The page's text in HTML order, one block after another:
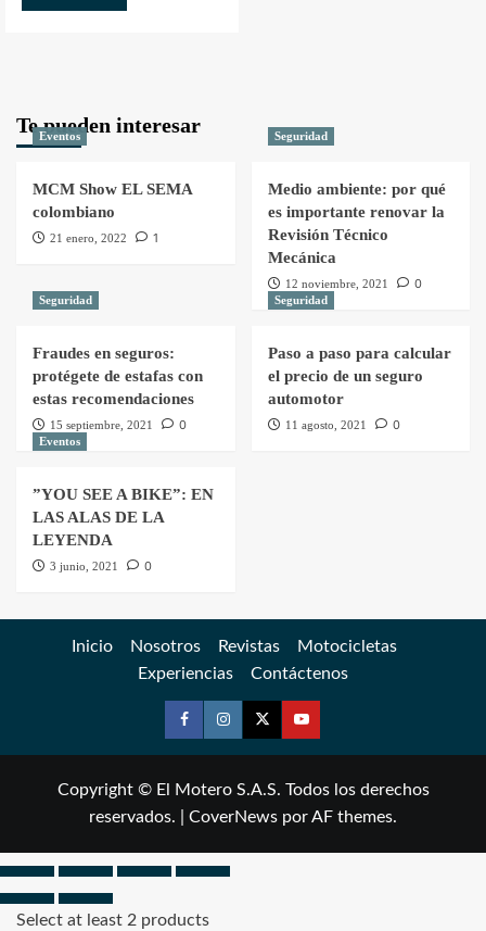
Te pueden interesar
Eventos
MCM Show EL SEMA
colombiano
21 enero, 2022 1
Seguridad
Medio ambiente: por qué
es importante renovar la
Revisión Técnico
Mecánica
12 noviembre, 2021 0
Seguridad
Fraudes en seguros:
protégete de estafas con
estas recomendaciones
15 septiembre, 2021 0
Seguridad
Paso a paso para calcular
el precio de un seguro
automotor
11 agosto, 2021 0
Eventos
”YOU SEE A BIKE”: EN
LAS ALAS DE LA
LEYENDA
3 junio, 2021 0
Inicio Nosotros Revistas
Motocicletas
Experiencias
Contáctenos
Copyright © El Motero S.A.S. Todos los derechos
reservados.
CoverNews por AF themes.
Select at least 2 products